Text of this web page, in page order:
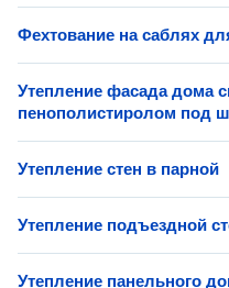
Фехтование на саблях
Утепление фасада дома
пенополистиролом под
Утепление стен в парной
Утепление подъездной
Утепление панельного